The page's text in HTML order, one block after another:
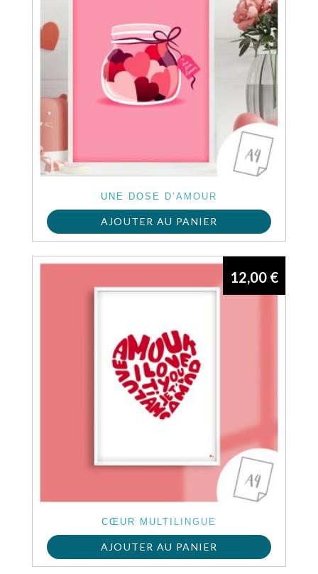
UNE DOSE D’AMOUR
AJOUTER AU PANIER
CŒUR MULTILINGUE
12,00 €
AJOUTER AU PANIER